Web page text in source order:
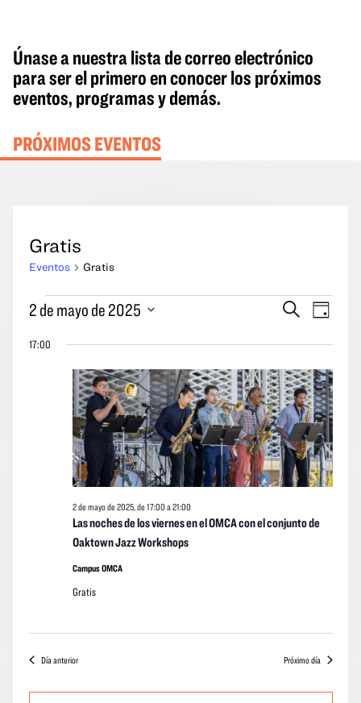
Únase a nuestra lista de correo electrónico
para ser el primero en conocer los próximos
eventos, programas y demás.
PRÓXIMOS EVENTOS
Gratis
Eventos Gratis
Eventos
2
Eventos
y
vistas
Buscar
las
vistas
de
los
Día
2 de mayo de 2025
la
17:00
Las noches de los viernes en el OMCA con el conjunto de
Oaktown Jazz Workshops
2 de mayo de 2025, de 17:00 a 21:00
Campus OMCA
Gratis
Día anterior Próximo día